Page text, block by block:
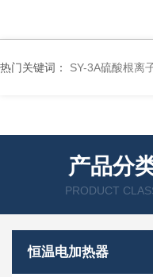
热门关键词： SY-3A硫酸根离
产品分
PRODUCT
恒温电加热器